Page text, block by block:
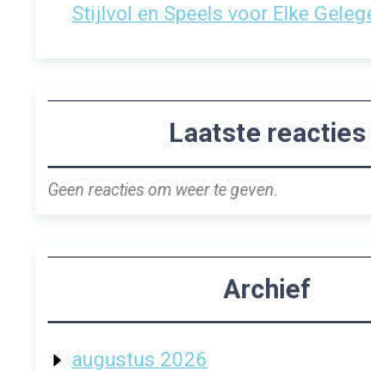
Stijlvol en Speels voor Elke
Laatste reacties
Geen reacties om weer te geven.
Archief
augustus 2026